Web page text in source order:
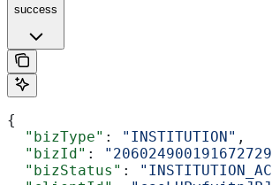
success
{
  "bizType"
: "INSTITUTION" ,
  "bizId"
:
  "bizStatus"
: